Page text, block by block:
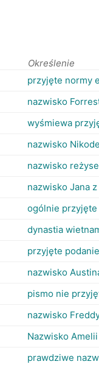
Określenie
przyjęte normy
nazwisko
wyśmiewa
nazwisko
nazwisko
nazwisko Jana
ogólnie
dynastia
przyjęte podanie
nazwisko
pismo nie
nazwisko
Nazwisko
prawdziwe